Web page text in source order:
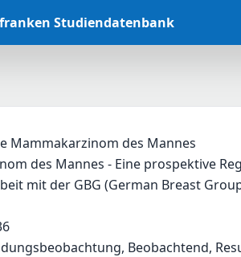
Studiendatenbank
Mammakarzinom des Mannes
des Mannes - Eine prospektive
mit der GBG (German Breast
Beobachtend,